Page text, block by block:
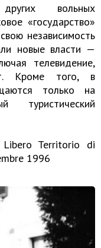
вольных
«государство»
независимость
новые власти —
телевидение,
Кроме того, в
только на
туристический
Libero Territorio di
1996